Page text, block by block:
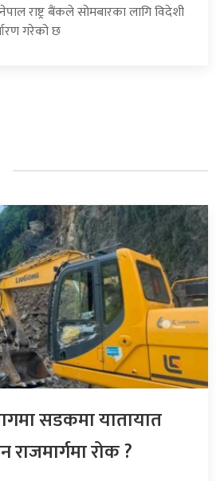
राष्ट्र बैंकले सोमबारका लागि विदेशी
गरेको छ
सडकमा यातायात
रोक ?